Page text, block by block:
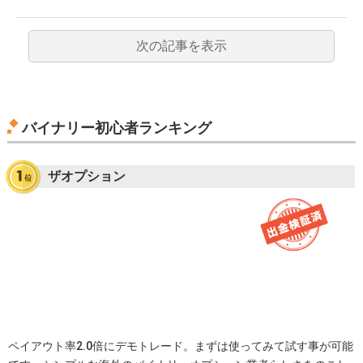
次の記事を表示
バイナリー初心者ランキング
ザオプション
ペイアウト率2.0倍にデモトレード。まずは使ってみて試す事が可能